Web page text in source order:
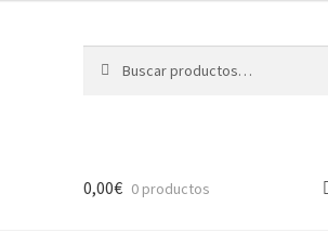
por:
0,00€ 0 productos